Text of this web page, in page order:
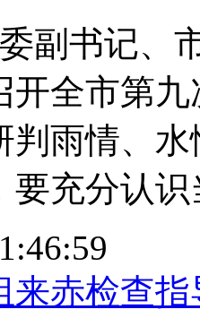
副书记、
开全市第
判雨情、
要充分认识
来赤检查